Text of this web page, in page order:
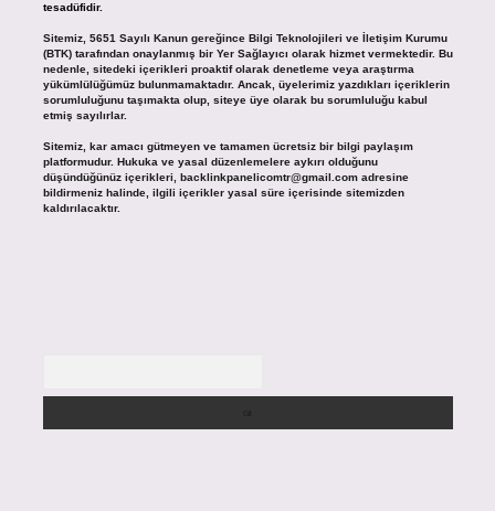
tesadüfidir.
Sitemiz, 5651 Sayılı Kanun gereğince Bilgi Teknolojileri ve İletişim Kurumu
(BTK) tarafından onaylanmış bir Yer Sağlayıcı olarak hizmet vermektedir. Bu
nedenle, sitedeki içerikleri proaktif olarak denetleme veya araştırma
yükümlülüğümüz bulunmamaktadır. Ancak, üyelerimiz yazdıkları içeriklerin
sorumluluğunu taşımakta olup, siteye üye olarak bu sorumluluğu kabul
etmiş sayılırlar.
Sitemiz, kar amacı gütmeyen ve tamamen ücretsiz bir bilgi paylaşım
platformudur. Hukuka ve yasal düzenlemelere aykırı olduğunu
düşündüğünüz içerikleri, backlinkpanelicomtr@gmail.comadresine
bildirmeniz halinde, ilgili içerikler yasal süre içerisinde sitemizden
kaldırılacaktır.